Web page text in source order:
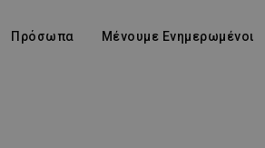
Πρόσωπα Μένουμε Ενημερωμένοι